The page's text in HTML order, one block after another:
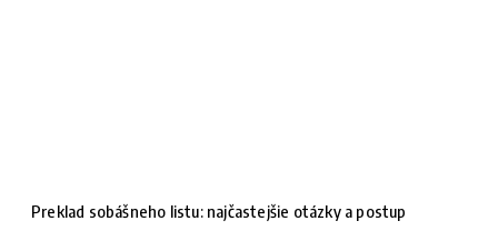
Preklad sobášneho listu: najčastejšie otázky a postup